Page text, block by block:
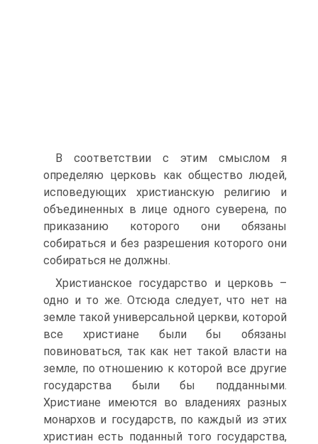
В соответствии с этим смыслом я
определяю церковь как общество людей,
исповедующих христианскую религию и
объединенных в лице одного суверена, по
приказанию которого они обязаны
собираться и без разрешения которого они
собираться не должны.
Христианское государство и церковь –
одно и то же. Отсюда следует, что нет на
земле такой универсальной церкви, которой
все христиане были бы обязаны
повиноваться, так как нет такой власти на
земле, по отношению к которой все другие
государства были бы подданными.
Христиане имеются во владениях разных
монархов и государств, по каждый из этих
христиан есть поданный того государства,